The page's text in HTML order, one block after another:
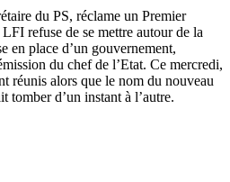
du PS, réclame un Premier
refuse de se mettre autour de la
en place d’un gouvernement,
du chef de l’Etat. Ce mercredi,
réunis alors que le nom du nouveau
tomber d’un instant à l’autre.